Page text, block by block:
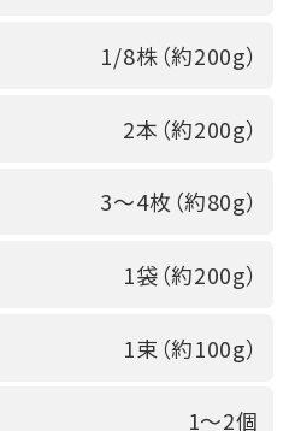
1/8株（約200g）
2本（約200g）
3～4枚（約80g）
1袋（約200g）
1束（約100g）
1～2個